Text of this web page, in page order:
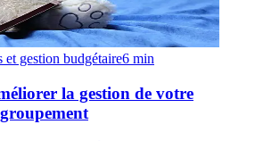
et gestion budgétaire6 min
la gestion de votre